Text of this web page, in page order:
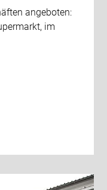
angeboten:
im